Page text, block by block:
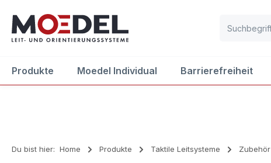
Hauptinhalt springen
Zur Suche springen
Zur Hauptnavigation springen
Produkte Moedel Individual Barrierefreiheit
Du bist hier: Home Produkte Taktile Leitsysteme Zubehör